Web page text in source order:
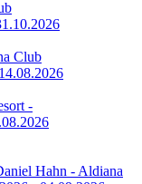
Club
-
Hahn - Aldiana